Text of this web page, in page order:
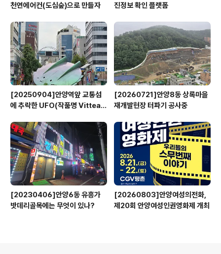
천연에어컨(도심숲)으로 만들자
진정보 확인 플랫폼
[20250904]안양역앞 교통섬
에 추락한 UFO(작품명 Vitteau
[20260721]안양8동 상록마을
재개발현장 터파기 공사중
[20230406]안양6동 유흥가
밧데리골목에는 무엇이 있나?
[20260803]안양여성의전화,
제20회 안양여성인권영화제 개최